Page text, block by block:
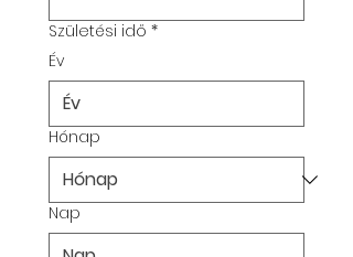
Születési idő *
Év
Hónap
Nap